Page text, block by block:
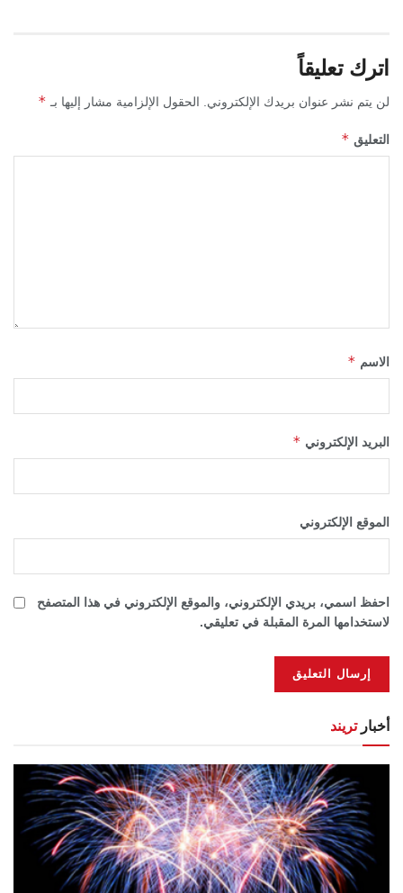
اترك تعليقاً
لن يتم نشر عنوان بريدك الإلكتروني. الحقول الإلزامية مشار إليها بـ *
التعليق *
الاسم *
البريد الإلكتروني *
الموقع الإلكتروني
احفظ اسمي، بريدي الإلكتروني، والموقع الإلكتروني في هذا المتصفح
لاستخدامها المرة المقبلة في تعليقي.
أخبارتريند